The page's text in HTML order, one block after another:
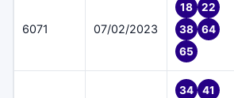
6071 07/02/2023
18
22
38
64
65
34
41